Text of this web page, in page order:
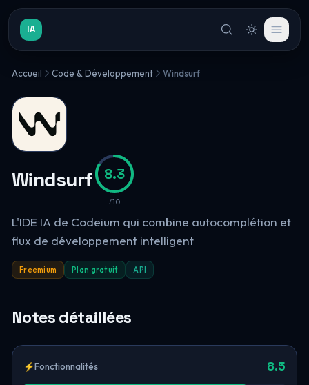
IA
Accueil Code & Développement Windsurf
Windsurf 8.3
/10
L'IDE IA de Codeium qui combine autocomplétion et
flux de développement intelligent
Freemium Plan gratuit API
Notes détaillées
⚡Fonctionnalités 8.5